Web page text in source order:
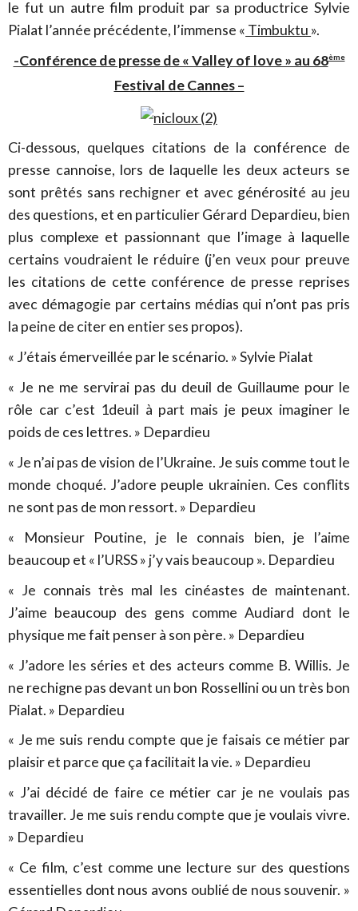
le fut un autre film produit par sa productrice Sylvie
Pialat l’année précédente, l’immense « Timbuktu ».
-Conférence de presse de « Valley of love » au 68ème
Festival de Cannes –
Ci-dessous, quelques citations de la conférence de
presse cannoise, lors de laquelle les deux acteurs se
sont prêtés sans rechigner et avec générosité au jeu
des questions, et en particulier Gérard Depardieu, bien
plus complexe et passionnant que l’image à laquelle
certains voudraient le réduire (j’en veux pour preuve
les citations de cette conférence de presse reprises
avec démagogie par certains médias qui n’ont pas pris
la peine de citer en entier ses propos).
« J’étais émerveillée par le scénario. » Sylvie Pialat
« Je ne me servirai pas du deuil de Guillaume pour le
rôle car c’est 1deuil à part mais je peux imaginer le
poids de ces lettres. » Depardieu
« Je n’ai pas de vision de l’Ukraine. Je suis comme tout le
monde choqué. J’adore peuple ukrainien. Ces conflits
ne sont pas de mon ressort. » Depardieu
« Monsieur Poutine, je le connais bien, je l’aime
beaucoup et « l’URSS » j’y vais beaucoup ». Depardieu
« Je connais très mal les cinéastes de maintenant.
J’aime beaucoup des gens comme Audiard dont le
physique me fait penser à son père. » Depardieu
« J’adore les séries et des acteurs comme B. Willis. Je
ne rechigne pas devant un bon Rossellini ou un très bon
Pialat. » Depardieu
« Je me suis rendu compte que je faisais ce métier par
plaisir et parce que ça facilitait la vie. » Depardieu
« J’ai décidé de faire ce métier car je ne voulais pas
travailler. Je me suis rendu compte que je voulais vivre.
» Depardieu
« Ce film, c’est comme une lecture sur des questions
essentielles dont nous avons oublié de nous souvenir. »